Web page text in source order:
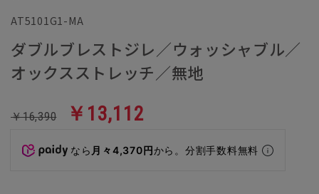
AT5101G1-MA
ダブルブレストジレ／ウォッシャブル／
オックスストレッチ／無地
￥16,390 ￥13,112
なら 月々4,370円から。分割手数料無料